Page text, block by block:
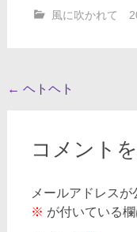
風に吹かれて
投
← ヘトヘト
コメント
メールアドレスが
※ が付いている